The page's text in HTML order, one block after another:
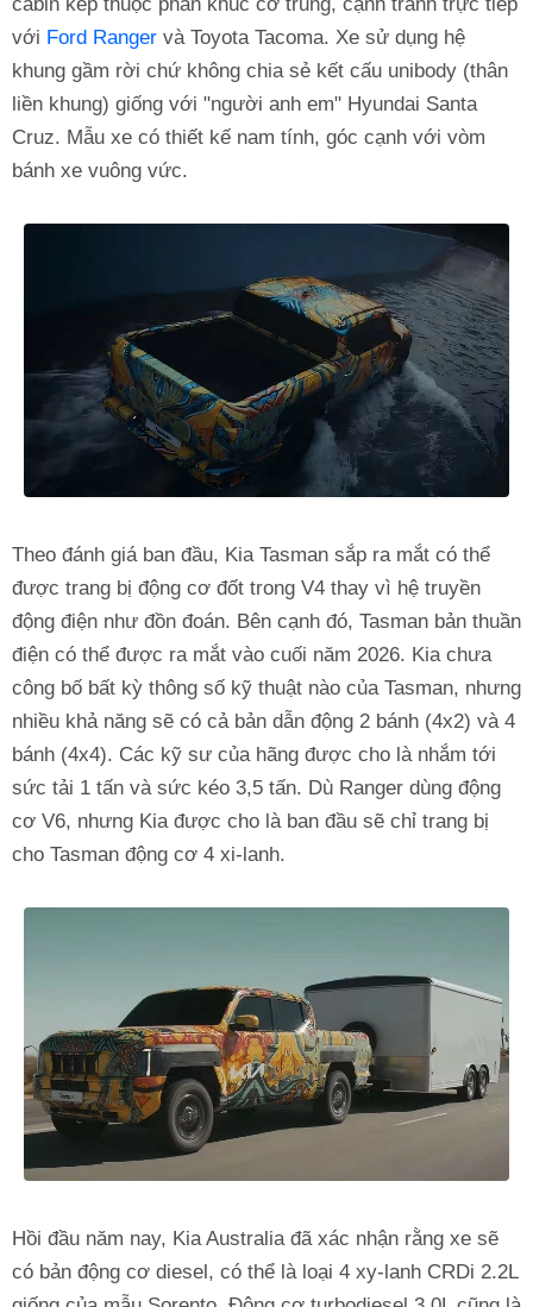
với Ford Ranger và Toyota Tacoma. Xe sử dụng hệ
khung gầm rời chứ không chia sẻ kết cấu unibody (thân
liền khung) giống với "người anh em" Hyundai Santa
Cruz. Mẫu xe có thiết kế nam tính, góc cạnh với vòm
bánh xe vuông vức.
Theo đánh giá ban đầu, Kia Tasman sắp ra mắt có thể
được trang bị động cơ đốt trong V4 thay vì hệ truyền
động điện như đồn đoán. Bên cạnh đó, Tasman bản thuần
điện có thể được ra mắt vào cuối năm 2026. Kia chưa
công bố bất kỳ thông số kỹ thuật nào của Tasman, nhưng
nhiều khả năng sẽ có cả bản dẫn động 2 bánh (4x2) và 4
bánh (4x4). Các kỹ sư của hãng được cho là nhắm tới
sức tải 1 tấn và sức kéo 3,5 tấn. Dù Ranger dùng động
cơ V6, nhưng Kia được cho là ban đầu sẽ chỉ trang bị
cho Tasman động cơ 4 xi-lanh.
Hồi đầu năm nay, Kia Australia đã xác nhận rằng xe sẽ
có bản động cơ diesel, có thể là loại 4 xy-lanh CRDi 2.2L